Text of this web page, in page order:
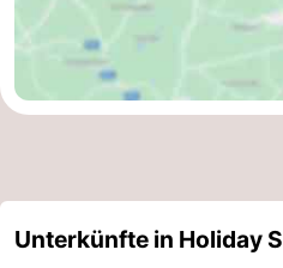
Unterkünfte in Holiday